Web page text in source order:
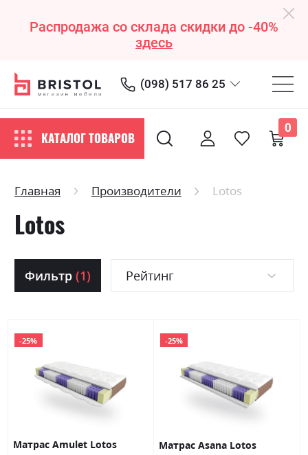
Распродажа со склада скидки до -40%
здесь
(098) 517 86 25
КАТАЛОГ ТОВАРОВ
0
Главная Производители Lotos
Lotos
Фильтр (1) Рейтинг
-25%
Матраc Amulet Lotos
-25%
Матраc Asana Lotos